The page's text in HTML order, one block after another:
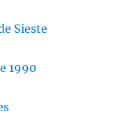
Sieste
1990